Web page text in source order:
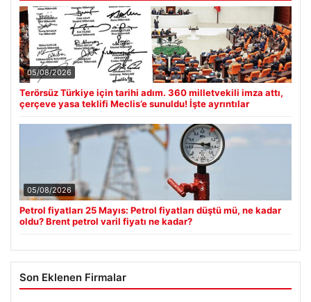
05/08/2026
Terörsüz Türkiye için tarihi adım. 360 milletvekili imza attı,
çerçeve yasa teklifi Meclis’e sunuldu! İşte ayrıntılar
05/08/2026
Petrol fiyatları 25 Mayıs: Petrol fiyatları düştü mü, ne kadar
oldu? Brent petrol varil fiyatı ne kadar?
Son Eklenen Firmalar